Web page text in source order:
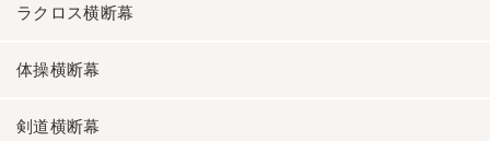
ラクロス横断幕
体操横断幕
剣道横断幕